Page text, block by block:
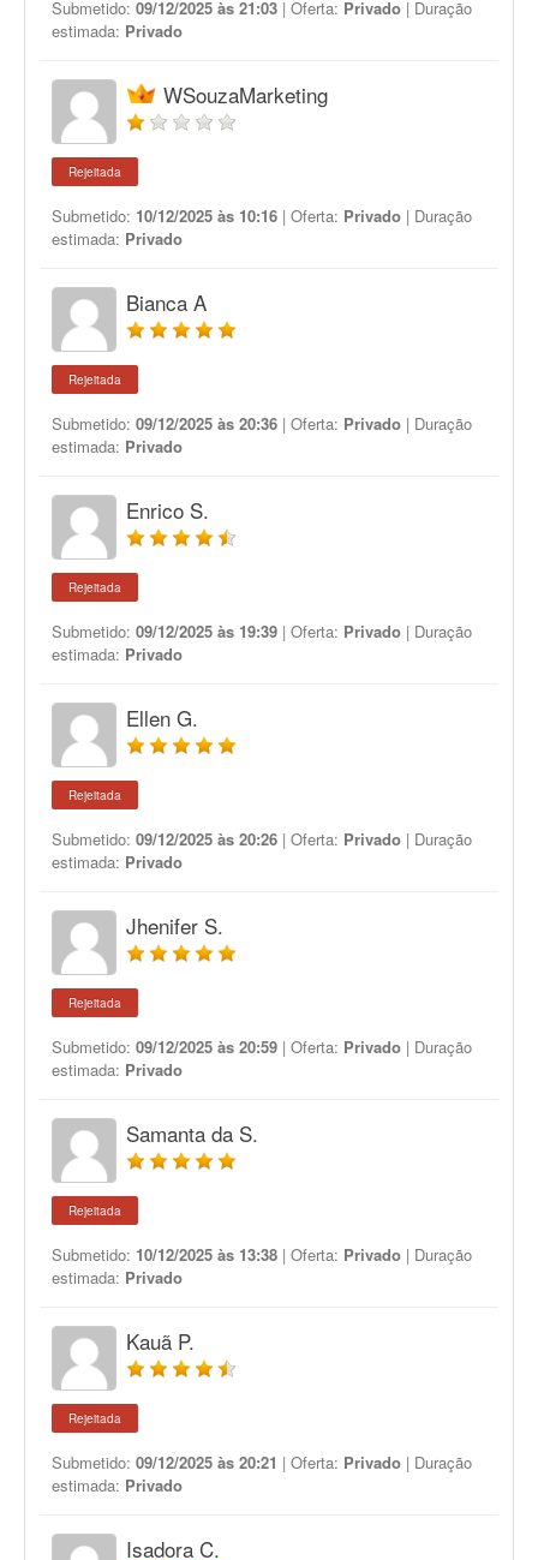
Submetido: 09/12/2025 às 21:03 | Oferta: Privado | Duração
estimada: Privado
WSouzaMarketing
Rejeitada
Submetido: 10/12/2025 às 10:16 | Oferta: Privado | Duração
estimada: Privado
Bianca A
Rejeitada
Submetido: 09/12/2025 às 20:36 | Oferta: Privado | Duração
estimada: Privado
Enrico S.
Rejeitada
Submetido: 09/12/2025 às 19:39 | Oferta: Privado | Duração
estimada: Privado
Ellen G.
Rejeitada
Submetido: 09/12/2025 às 20:26 | Oferta: Privado | Duração
estimada: Privado
Jhenifer S.
Rejeitada
Submetido: 09/12/2025 às 20:59 | Oferta: Privado | Duração
estimada: Privado
Samanta da S.
Rejeitada
Submetido: 10/12/2025 às 13:38 | Oferta: Privado | Duração
estimada: Privado
Kauã P.
Rejeitada
Submetido: 09/12/2025 às 20:21 | Oferta: Privado | Duração
estimada: Privado
Isadora C.